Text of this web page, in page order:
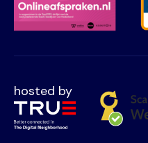
hosted by